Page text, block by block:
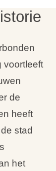
voortleeft
de
heeft
stad
het